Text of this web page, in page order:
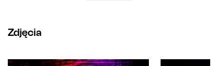
Zdjęcia